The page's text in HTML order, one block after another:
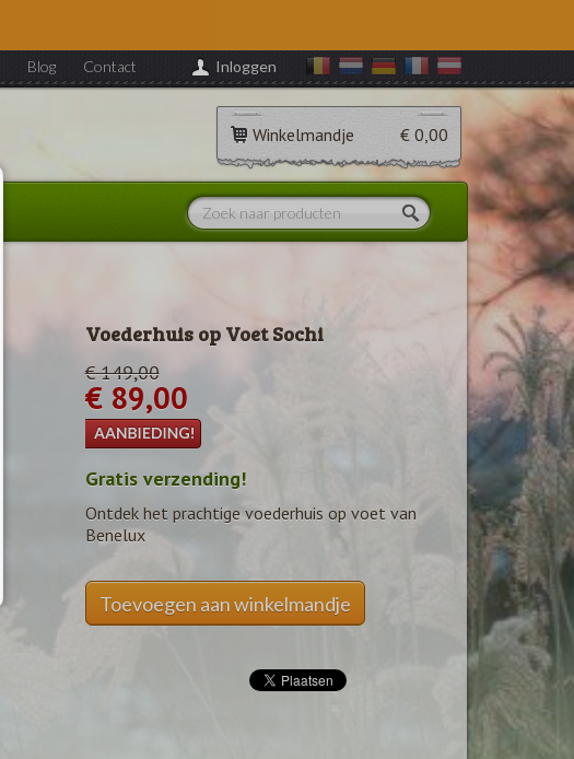
Blog Contact Inloggen
Winkelmandje € 0,00
Voederhuis op Voet Sochi
€ 149,00
€ 89,00
Gratis verzending!
Ontdek het prachtige voederhuis op voet van
Benelux
Toevoegen aan winkelmandje